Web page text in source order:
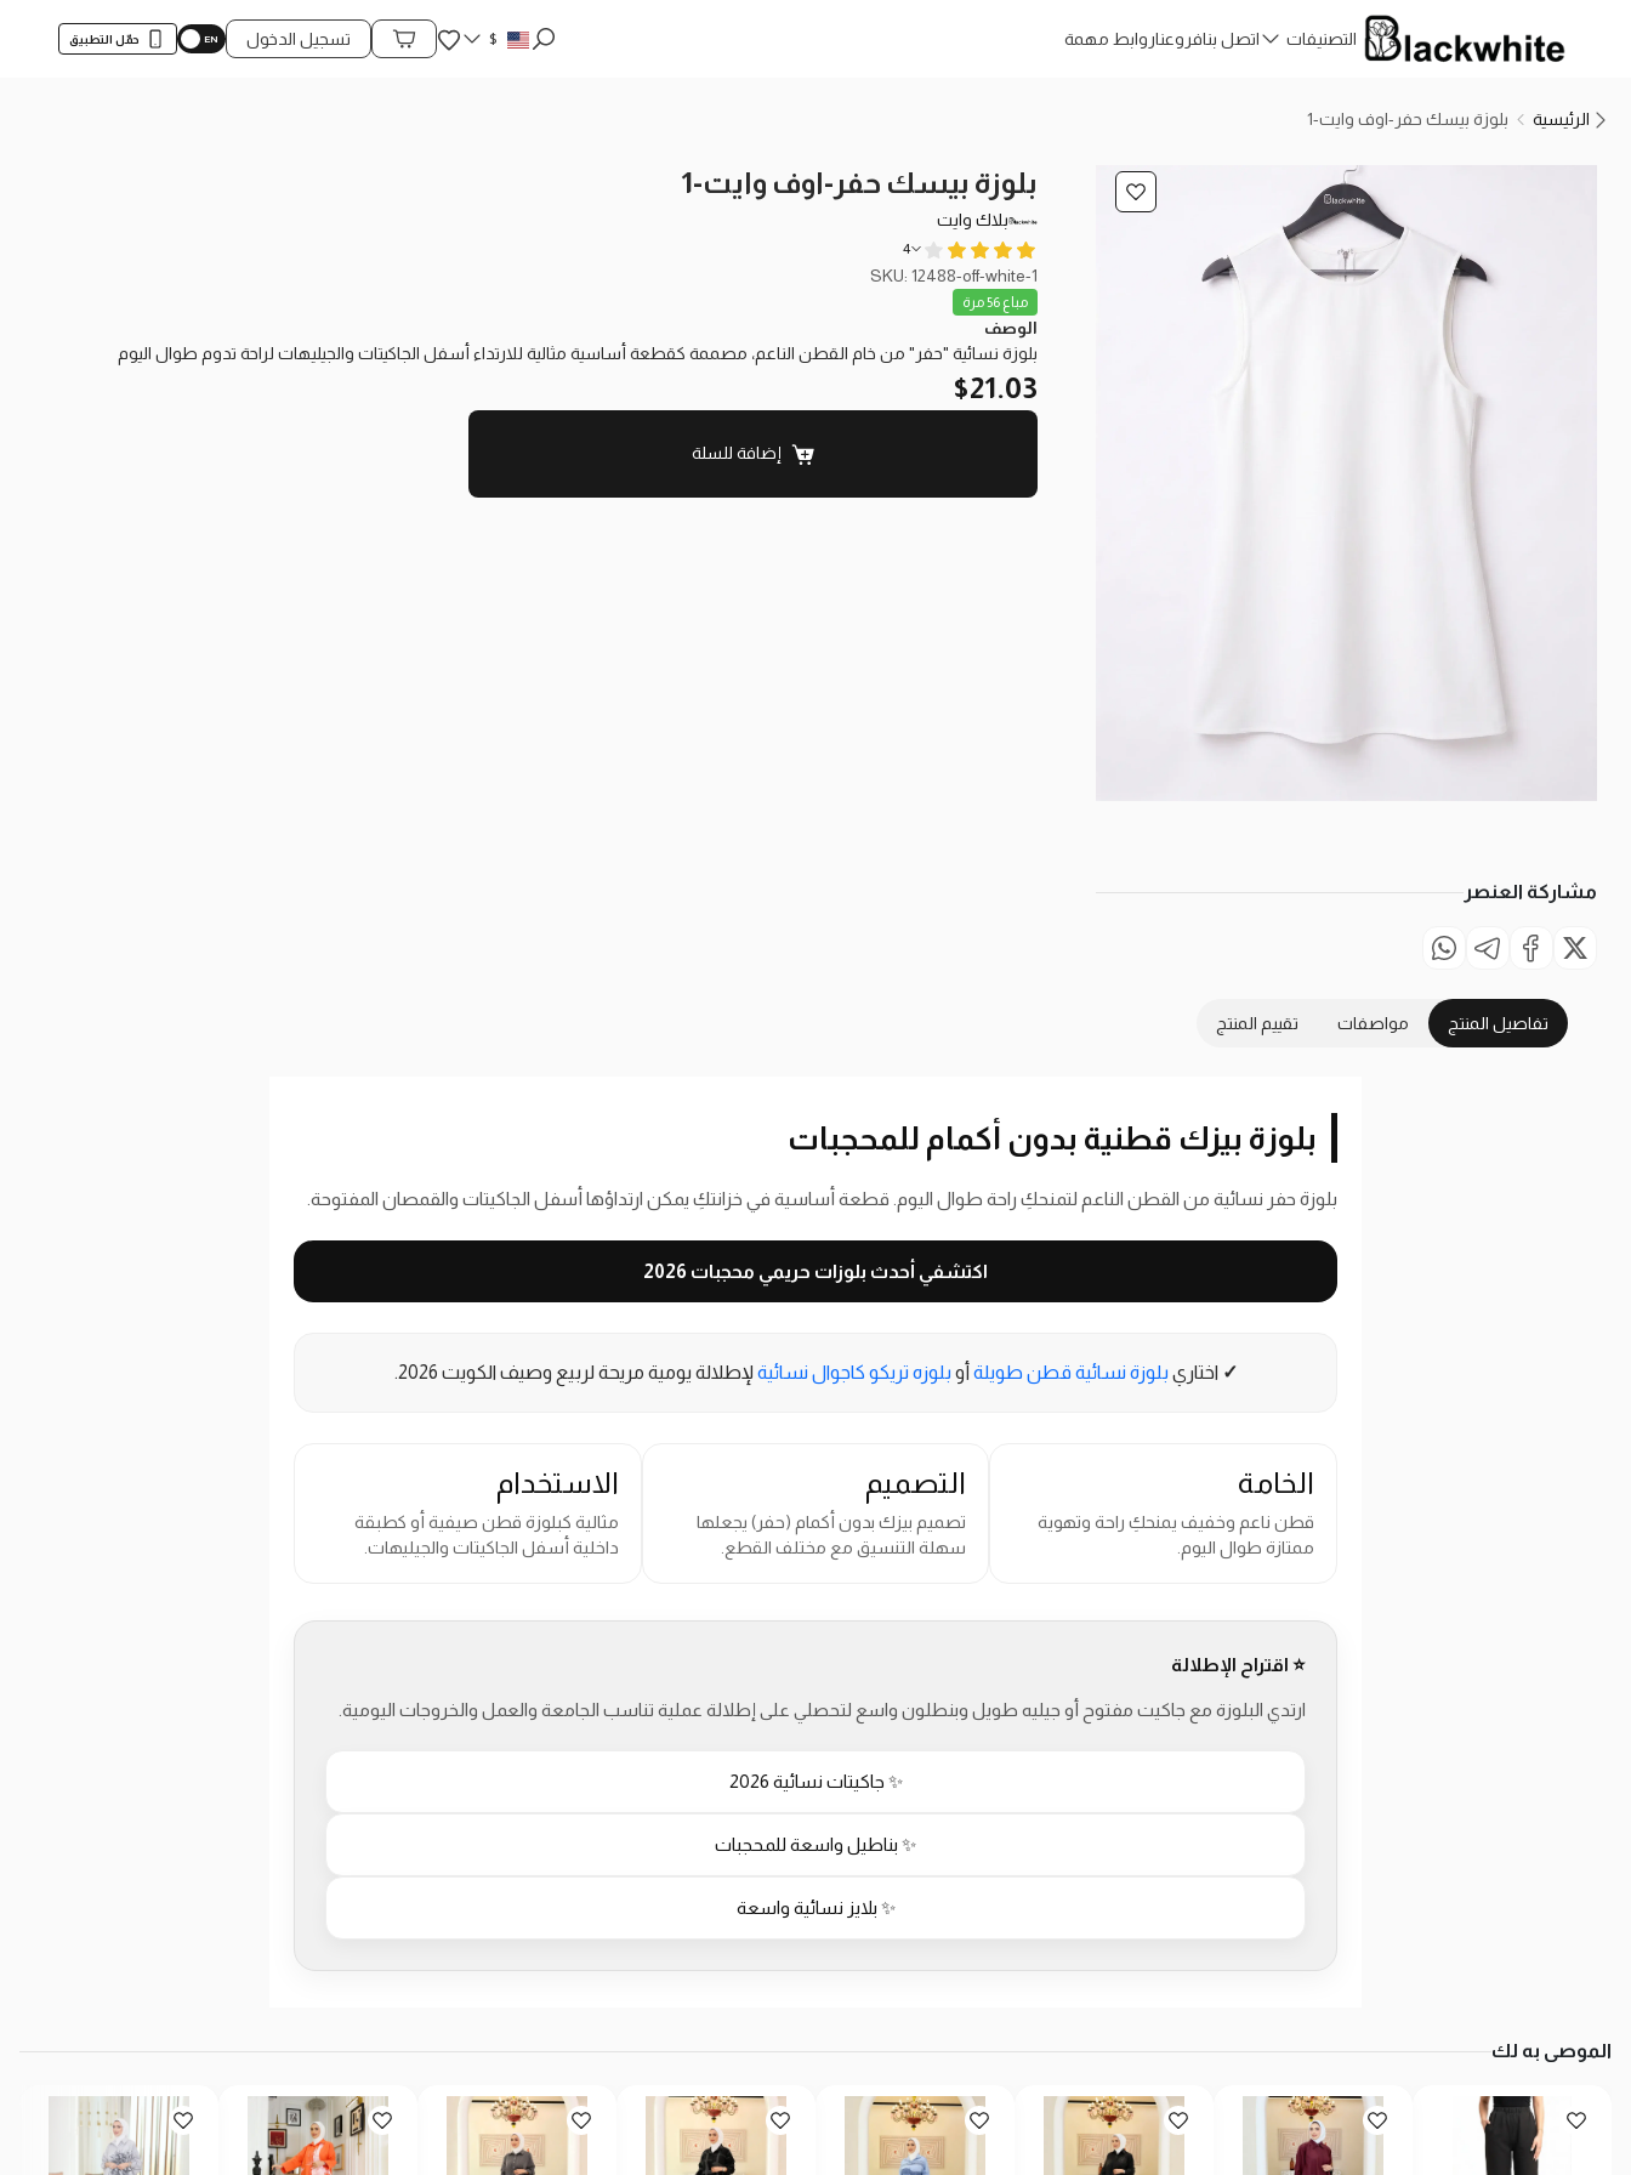
التصنيفات اتصل بنافروعناروابط مهمة $ المفضلة
محتويات السلة
تسجيل الدخول حمّل التطبيق
الرئيسية بلوزة بيسك حفر-اوف وايت-1
مشاركة العنصر
بلوزة بيسك حفر-اوف وايت-1
بلاك وايت
4
SKU: 12488-off-white-1
مباع 56 مرة
الوصف
بلوزة نسائية "حفر" من خام القطن الناعم، مصممة كقطعة أساسية مثالية للارتداء أسفل الجاكيتات والجيليهات لراحة تدوم طوال اليوم
21.03
$
إضافة للسلة
تفاصيل المنتج مواصفات تقييم المنتج
بلوزة بيزك قطنية بدون أكمام للمحجبات
بلوزة حفر نسائية من القطن الناعم لتمنحكِ راحة طوال اليوم. قطعة أساسية في خزانتكِ يمكن ارتداؤها أسفل الجاكيتات والقمصان المفتوحة.
اكتشفي أحدث بلوزات حريمي محجبات 2026
✓ اختاري بلوزة نسائية قطن طويلة أو بلوزه تريكو كاجوال نسائية لإطلالة يومية مريحة لربيع وصيف الكويت 2026.
الخامة
قطن ناعم وخفيف يمنحكِ راحة وتهوية
ممتازة طوال اليوم.
التصميم
تصميم بيزك بدون أكمام (حفر) يجعلها
سهلة التنسيق مع مختلف القطع.
الاستخدام
مثالية كبلوزة قطن صيفية أو كطبقة
داخلية أسفل الجاكيتات والجيليهات.
⭐ اقتراح الإطلالة
ارتدي البلوزة مع جاكيت مفتوح أو جيليه طويل وبنطلون واسع لتحصلي على إطلالة عملية تناسب الجامعة والعمل والخروجات اليومية.
✨ جاكيتات نسائية 2026
✨ بناطيل واسعة للمحجبات
✨ بلايز نسائية واسعة
الموصى به لك